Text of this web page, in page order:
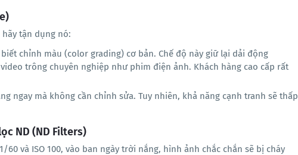
tận dụng nó:
chỉnh màu (color grading) cơ bản. Chế độ này giữ lại dải động
trông chuyên nghiệp như phim điện ảnh. Khách hàng cao cấp rất
ngay mà không cần chỉnh sửa. Tuy nhiên, khả năng cạnh tranh sẽ thấp
ND (ND Filters)
60 và ISO 100, vào ban ngày trời nắng, hình ảnh chắc chắn sẽ bị cháy